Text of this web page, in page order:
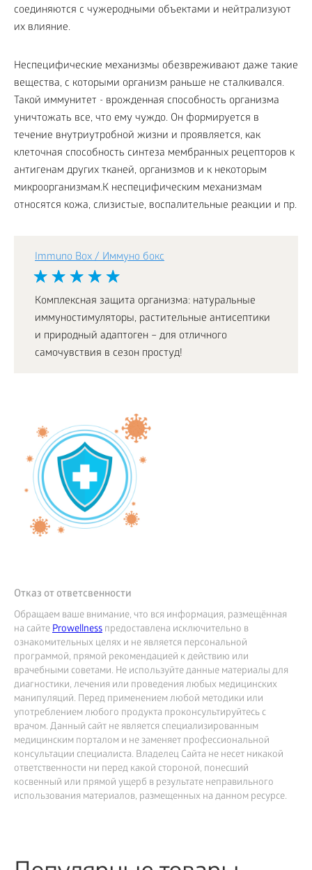
соединяются с чужеродными объектами и нейтрализуют
их влияние.
Неспецифические механизмы обезвреживают даже такие
вещества, с которыми организм раньше не сталкивался.
Такой иммунитет - врожденная способность организма
уничтожать все, что ему чуждо. Он формируется в
течение внутриутробной жизни и проявляется, как
клеточная способность синтеза мембранных рецепторов к
антигенам других тканей, организмов и к некоторым
микроорганизмам.К неспецифическим механизмам
относятся кожа, слизистые, воспалительные реакции и пр.
Immuno Box / Иммуно бокс
Комплексная защита организма: натуральные
иммуностимуляторы, растительные антисептики
и природный адаптоген – для отличного
самочувствия в сезон простуд!
Отказ от ответсвенности
Обращаем ваше внимание, что вся информация, размещённая
на сайтеProwellness предоставлена исключительно в
ознакомительных целях и не является персональной
программой, прямой рекомендацией к действию или
врачебными советами. Не используйте данные материалы для
диагностики, лечения или проведения любых медицинских
манипуляций. Перед применением любой методики или
употреблением любого продукта проконсультируйтесь с
врачом. Данный сайт не является специализированным
медицинским порталом и не заменяет профессиональной
консультации специалиста. Владелец Сайта не несет никакой
ответственности ни перед какой стороной, понесший
косвенный или прямой ущерб в результате неправильного
использования материалов, размещенных на данном ресурсе.